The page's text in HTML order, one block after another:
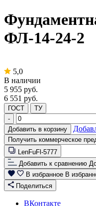
ФЛ-14-24-2
5,0
В наличии
5 955 руб.
6 551 руб.
ГОСТ
ТУ
-
Добавить в корзину
Получить коммерческое
LenFuFl-5777
Добавить к сравнению
В избранное В
Поделиться
ВКонтакте